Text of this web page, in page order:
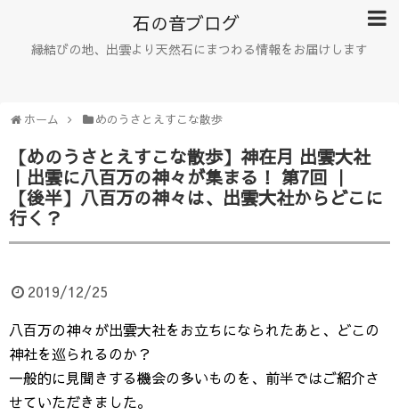
石の音ブログ
縁結びの地、出雲より天然石にまつわる情報をお届けします
ホーム めのうさとえすこな散歩
【めのうさとえすこな散歩】神在月 出雲大社
｜出雲に八百万の神々が集まる！ 第7回 ｜
【後半】八百万の神々は、出雲大社からどこに
行く？
2019/12/25
八百万の神々が出雲大社をお立ちになられたあと、どこの
神社を巡られるのか？
一般的に見聞きする機会の多いものを、前半ではご紹介さ
せていただきました。